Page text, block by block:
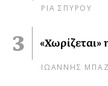
ΡΙΑ ΣΠΥΡΟΥ
ΙΩΑΝΝΗΣ